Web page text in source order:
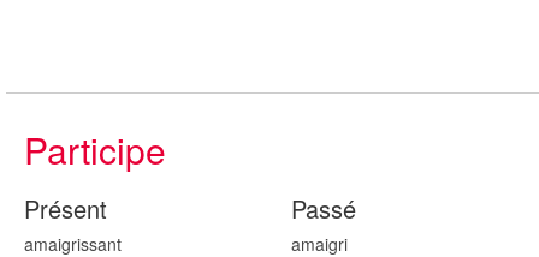
Participe
Présent
amaigrissant
Passé
amaigri